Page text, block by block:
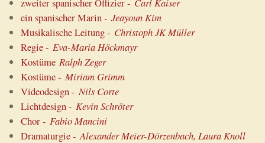
ein spanischer Marin - Jeayoun Kim
Musikalische Leitung - Christoph JK Müller
Regie - Eva-Maria Höckmayr
Kostüme Ralph Zeger
Kostüme - Miriam Grimm
Videodesign - Nils Corte
Lichtdesign - Kevin Schröter
Chor - Fabio Mancini
Dramaturgie -Alexander Meier-Dörzenbach, Laura Knoll